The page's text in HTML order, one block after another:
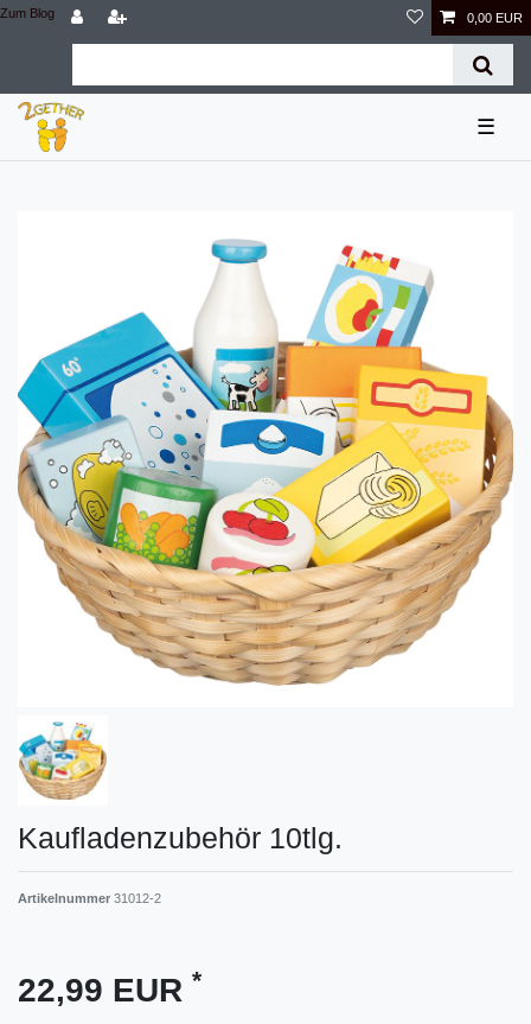
Zum Blog 0,00 EUR
☰
Kaufladenzubehör 10tlg.
Artikelnummer 31012-2
22,99 EUR *